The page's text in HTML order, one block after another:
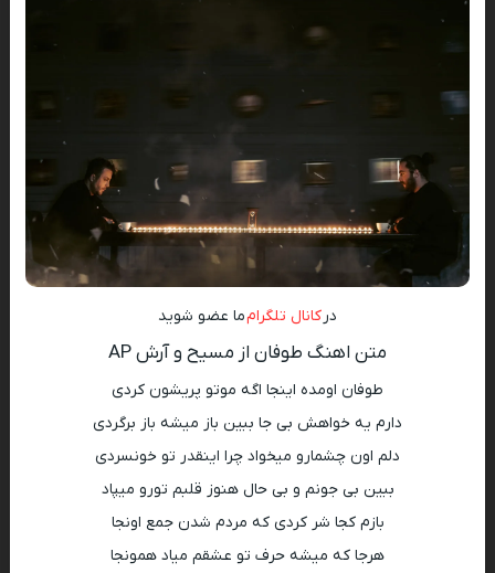
در کانال تلگرامما عضو شوید
متن اهنگ طوفان از مسیح و آرش AP
طوفان اومده اینجا اگه موتو پریشون کردی
دارم یه خواهش بی جا ببین باز میشه باز برگردی
دلم اون چشمارو میخواد چرا اینقدر تو خونسردی
ببین بی جونم و بی حال هنوز قلبم تورو میپاد
بازم کجا شر کردی که مردم شدن جمع اونجا
هرجا که میشه حرف تو عشقم میاد همونجا